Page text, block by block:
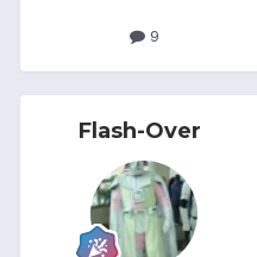
9
Flash-Over